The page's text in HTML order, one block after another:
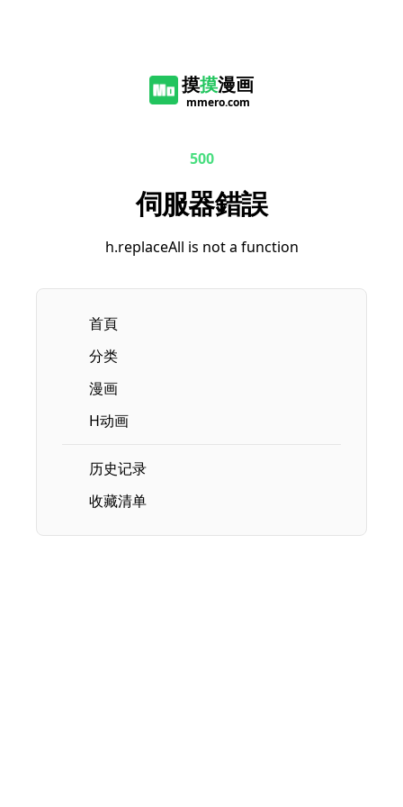
摸摸漫画
mmero.com
500
伺服器錯誤
h.replaceAll is not a function
首頁
分类
漫画
H动画
历史记录
收藏清单